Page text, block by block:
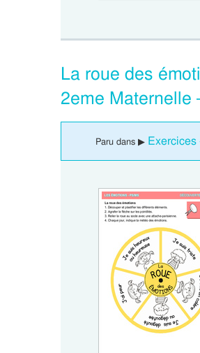
La roue des
2eme Maternelle
Paru dans ▶ Exercices